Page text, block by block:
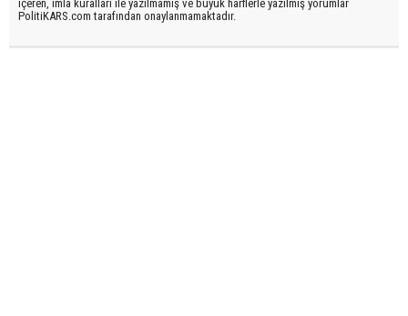
içeren, imla kuralları ile yazılmamış ve büyük harflerle yazılmış yorumlar
PolitiKARS.com tarafından onaylanmamaktadır.